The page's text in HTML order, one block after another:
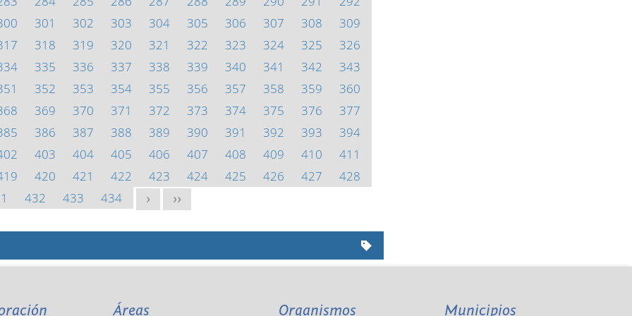
301 302 303 304 305 306 307 308
309
318 319 320 321 322 323 324 325
326
335 336 337 338 339 340 341 342
343
352 353 354 355 356 357 358 359
360
369 370 371 372 373 374 375 376
377
386 387 388 389 390 391 392 393
394
403 404 405 406 407 408 409 410
411
420 421 422 423 424 425 426 427
428
432 433 434 > >>
Áreas Organismos Municipios